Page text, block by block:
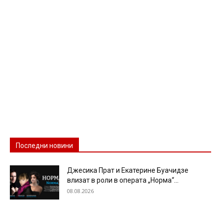
Последни новини
Джесика Прат и Екатерине Буачидзе
влизат в роли в операта „Норма“...
08.08.2026